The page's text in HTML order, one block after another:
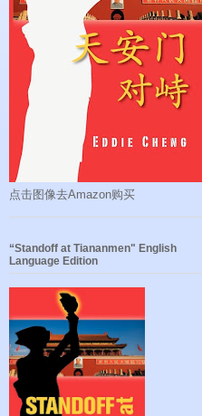
点击图像去Amazon购买
“Standoff at Tiananmen" English
Language Edition